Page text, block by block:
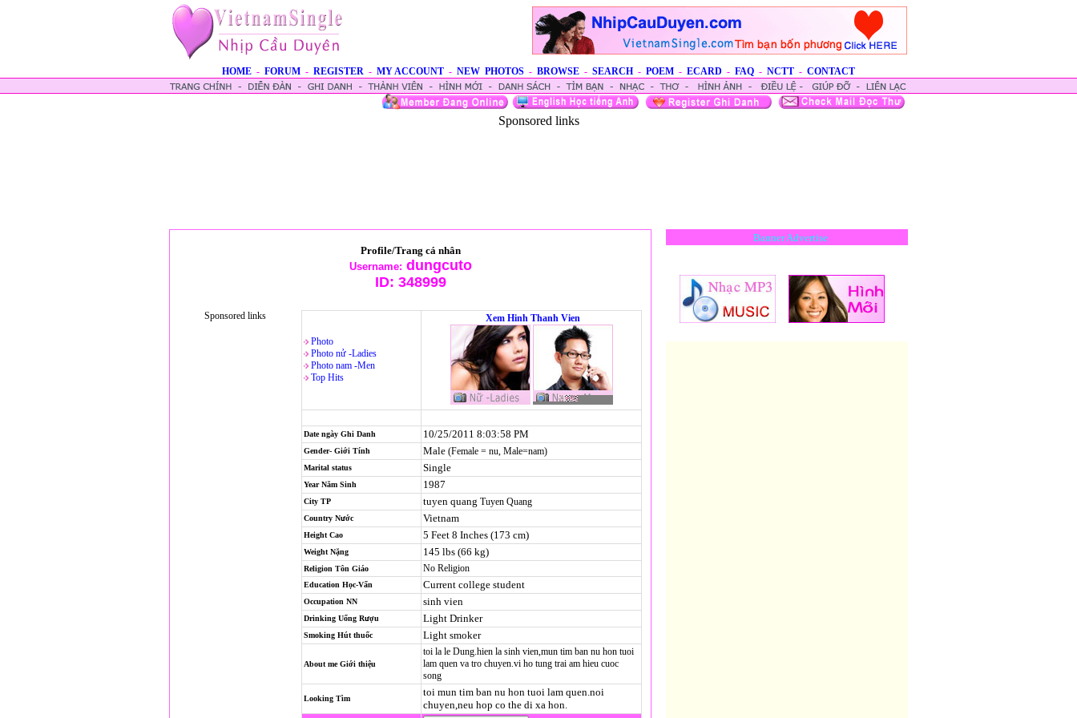
HOME - FORUM - REGISTER - MY ACCOUNT - NEW PHOTOS - BROWSE - SEARCH - POEM - ECARD - FAQ - NCTT - CONTACT
Sponsored links
Profile/Trang cá nhân
Username: dungcuto
ID: 348999
Sponsored links
Photo
Photo nử -Ladies
Photo nam -Men
Top Hits
Xem Hinh Thanh Vien
Date ngày Ghi Danh 10/25/2011 8:03:58 PM
Gender- Giới Tính Male (Female = nu, Male=nam)
Marital status Single
Year Năm Sinh 1987
City TP tuyen quang Tuyen Quang
Country Nước Vietnam
Height Cao 5 Feet 8 Inches (173 cm)
Weight Nặng 145 lbs (66 kg)
Religion Tôn Giáo No Religion
Education Học-Vấn Current college student
Occupation NN sinh vien
Drinking Uống Rượu Light Drinker
Smoking Hút thuốc Light smoker
About me Giới thiệu
toi la le Dung.hien la sinh vien,mun tim ban nu hon tuoi
lam quen va tro chuyen.vi ho tung trai am hieu cuoc
song
Looking Tìm
toi mun tim ban nu hon tuoi lam quen.noi
chuyen,neu hop co the di xa hon.
Banner Advertise